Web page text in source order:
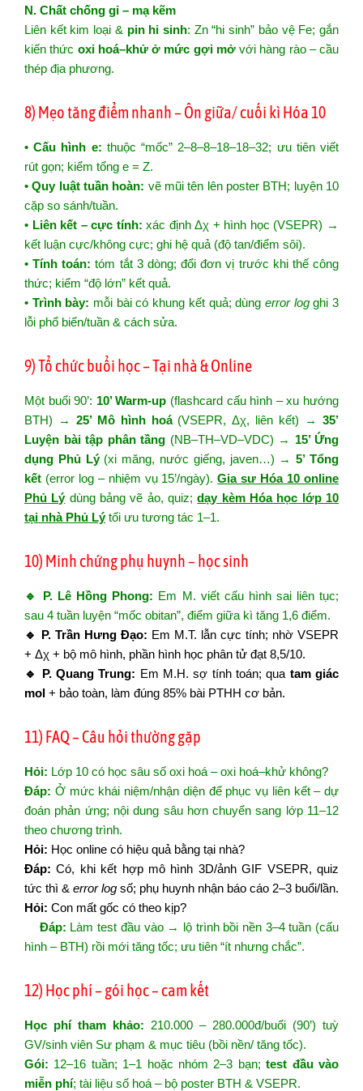
N. Chất chống gỉ – mạ kẽm
Liên kết kim loại & pin hi sinh: Zn “hi sinh” bảo vệ Fe; gắn
kiến thức oxi hoá–khử ở mức gợi mởvới hàng rào – cầu
thép địa phương.
8) Mẹo tăng điểm nhanh – Ôn giữa/ cuối kì Hóa 10
• Cấu hình e: thuộc “mốc” 2–8–8–18–18–32; ưu tiên viết
rút gọn; kiểm tổng e = Z.
• Quy luật tuần hoàn: vẽ mũi tên lên poster BTH; luyện 10
cặp so sánh/tuần.
• Liên kết – cực tính: xác định Δχ + hình học (VSEPR) →
kết luận cực/không cực; ghi hệ quả (độ tan/điểm sôi).
• Tính toán: tóm tắt 3 dòng; đổi đơn vị trước khi thế công
thức; kiểm “độ lớn” kết quả.
• Trình bày: mỗi bài có khung kết quả; dùng error logghi 3
lỗi phổ biến/tuần & cách sửa.
9) Tổ chức buổi học – Tại nhà & Online
Một buổi 90’: 10’ Warm-up (flashcard cấu hình – xu hướng
BTH) → 25’ Mô hình hoá(VSEPR, Δχ, liên kết) →35’
Luyện bài tập phân tầng (NB–TH–VD–VDC) → 15’ Ứng
dụng Phủ Lý(xi măng, nước giếng, javen…) →5’ Tổng
kết (error log – nhiệm vụ 15’/ngày).Gia sư Hóa 10 online
Phủ Lýdùng bảng vẽ ảo, quiz;dạy kèm Hóa học lớp 10
tại nhà Phủ Lýtối ưu tương tác 1–1.
10) Minh chứng phụ huynh – học sinh
🔹 P. Lê Hồng Phong: Em M. viết cấu hình sai liên tục;
sau 4 tuần luyện “mốc obitan”, điểm giữa kì tăng 1,6 điểm.
🔹 P. Trần Hưng Đạo: Em M.T. lẫn cực tính; nhờ VSEPR
+ Δχ + bộ mô hình, phần hình học phân tử đạt 8,5/10.
🔹 P. Quang Trung: Em M.H. sợ tính toán; qua tam giác
mol + bảo toàn, làm đúng 85% bài PTHH cơ bản.
11) FAQ – Câu hỏi thường gặp
Hỏi: Lớp 10 có học sâu số oxi hoá – oxi hoá–khử không?
Đáp: Ở mức khái niệm/nhận diện để phục vụ liên kết – dự
đoán phản ứng; nội dung sâu hơn chuyển sang lớp 11–12
theo chương trình.
Hỏi: Học online có hiệu quả bằng tại nhà?
Đáp: Có, khi kết hợp mô hình 3D/ảnh GIF VSEPR, quiz
tức thì & error log số; phụ huynh nhận báo cáo 2–3 buổi/lần.
Hỏi: Con mất gốc có theo kịp?
Đáp: Làm test đầu vào → lộ trình bồi nền 3–4 tuần (cấu
hình – BTH) rồi mới tăng tốc; ưu tiên “ít nhưng chắc”.
12) Học phí – gói học – cam kết
Học phí tham khảo: 210.000 – 280.000đ/buổi (90’) tuỳ
GV/sinh viên Sư phạm & mục tiêu (bồi nền/ tăng tốc).
Gói: 12–16 tuần; 1–1 hoặc nhóm 2–3 bạn;test đầu vào
miễn phí; tài liệu số hoá – bộ poster BTH & VSEPR.